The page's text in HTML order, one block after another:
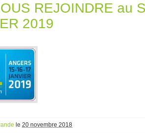
REJOINDRE au
2019
le 20 novembre 2018